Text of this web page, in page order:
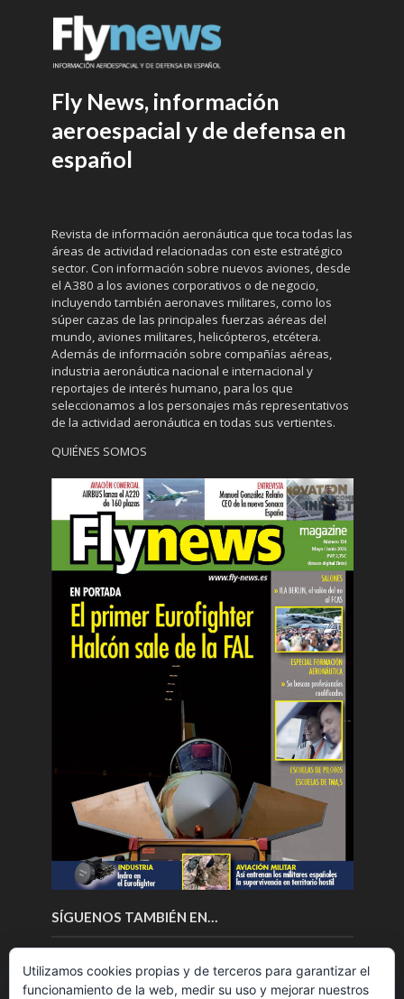
Fly News, información
aeroespacial y de defensa en
español
Revista de información aeronáutica que toca todas las
áreas de actividad relacionadas con este estratégico
sector. Con información sobre nuevos aviones, desde
el A380 a los aviones corporativos o de negocio,
incluyendo también aeronaves militares, como los
súper cazas de las principales fuerzas aéreas del
mundo, aviones militares, helicópteros, etcétera.
Además de información sobre compañías aéreas,
industria aeronáutica nacional e internacional y
reportajes de interés humano, para los que
seleccionamos a los personajes más representativos
de la actividad aeronáutica en todas sus vertientes.
QUIÉNES SOMOS
SÍGUENOS TAMBIÉN EN…
Utilizamos cookies propias y de terceros para garantizar el
funcionamiento de la web, medir su uso y mejorar nuestros